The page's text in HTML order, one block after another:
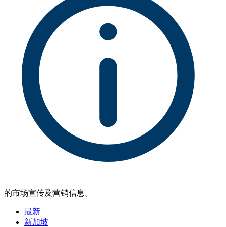
的市场宣传及营销信息。
最新
新加坡